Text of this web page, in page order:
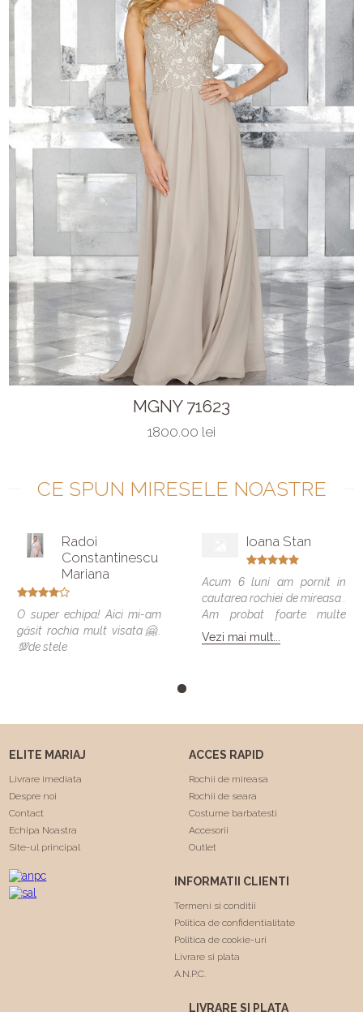
MGNY 71623
1800.00 lei
CE SPUN MIRESELE NOASTRE
Radoi
Constantinescu
Mariana
O super echipa! Aici mi-am
găsit rochia mult visata🤗.
💯de stele
Ioana Stan
Acum 6 luni am pornit in
cautarea rochiei de mireasa .
Am probat foarte multe
modele si vreau sa spun ca
toate veneau bine , dar
"Trash the dress" si a rezistat
multumesc echipa Elite
Mariaj faceti minuni .❤️❤️
Vezi mai mult...
ELITE MARIAJ
Livrare imediata
Despre noi
Contact
Echipa Noastra
Site-ul principal
ACCES RAPID
Rochii de mireasa
Rochii de seara
Costume barbatesti
Accesorii
Outlet
INFORMATII CLIENTI
Termeni si conditii
Politica de confidentialitate
Politica de cookie-uri
Livrare si plata
A.N.P.C.
LIVRARE SI PLATA